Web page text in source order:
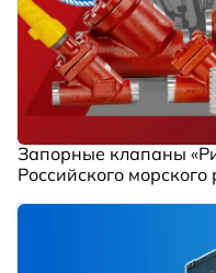
Запорные клапаны
Российского морского